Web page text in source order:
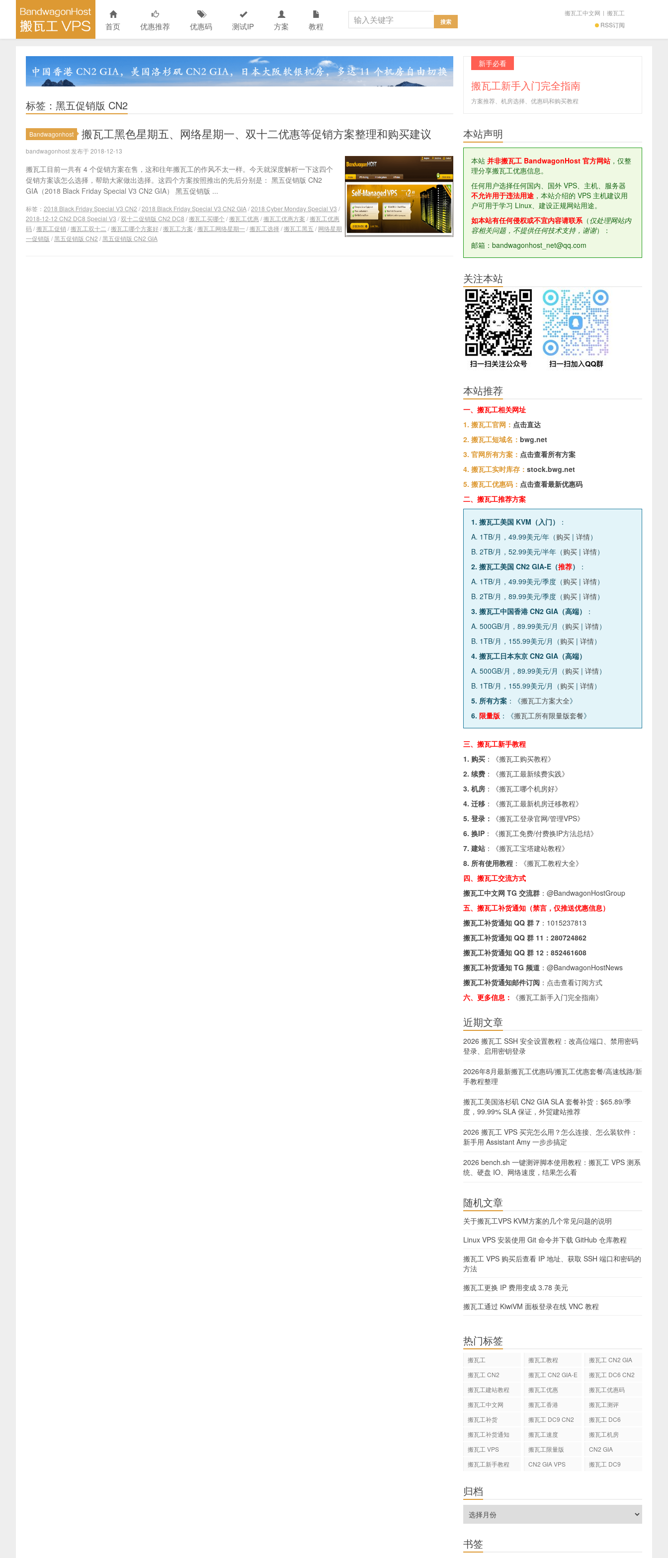
首页 优惠推荐 优惠码 测试IP 方案 教程 RSS订阅
搬瓦工中文网 | 搬瓦工
标签：黑五促销版 CN2
Bandwagonhost 搬瓦工黑色星期五、网络星期一、双十二优惠等促销方案整理和购买建议
bandwagonhost 发布于 2018-12-13
搬瓦工目前一共有 4 个促销方案在售，这和往年搬瓦工的作风不太一样。今天就深度解析一下这四个
促销方案该怎么选择，帮助大家做出选择。这四个方案按照推出的先后分别是： 黑五促销版 CN2
GIA（2018 Black Friday Special V3 CN2 GIA） 黑五促销版 ...
标签： 2018 Black Friday Special V3 CN2 /2018 Black Friday Special V3 CN2 GIA/2018 Cyber Monday Special V3 /
2018-12-12 CN2 DC8 Special V3 /双十二促销版 CN2 DC8 /搬瓦工买哪个 /搬瓦工优惠/搬瓦工优惠方案 /搬瓦工优惠
码/搬瓦工促销 /搬瓦工双十二 /搬瓦工哪个方案好/搬瓦工方案 /搬瓦工网络星期一/搬瓦工选择 /搬瓦工黑五 / 网络星期
一促销版 /黑五促销版 CN2 /黑五促销版 CN2 GIA
新手必看
搬瓦工新手入门完全指南
方案推荐、机房选择、优惠码和购买教程
本站声明
本站 并非搬瓦工 BandwagonHost 官方网站，仅整
理分享搬瓦工优惠信息。
任何用户选择任何国内、国外 VPS、主机、服务器
不允许用于违法用途 ，本站介绍的 VPS 主机建议用
户可用于学习 Linux、建设正规网站用途。
如本站有任何侵权或不宜内容请联系（仅处理网站内
容相关问题，不提供任何技术支持，谢谢）：
邮箱：bandwagonhost_net@qq.com
关注本站
本站推荐
一、搬瓦工相关网址
1. 搬瓦工官网： 点击直达
2. 搬瓦工短域名： bwg.net
3. 官网所有方案： 点击查看所有方案
4. 搬瓦工实时库存： stock.bwg.net
5. 搬瓦工优惠码： 点击查看最新优惠码
二、搬瓦工推荐方案
1. 搬瓦工美国 KVM（入门）
：
A. 1TB/月，49.99美元/年（购买 | 详情）
B. 2TB/月，52.99美元/半年（购买 | 详情）
2. 搬瓦工美国 CN2 GIA-E（推荐）
：
A. 1TB/月，49.99美元/季度（购买 | 详情）
B. 2TB/月，89.99美元/季度（购买 | 详情）
3. 搬瓦工中国香港 CN2 GIA（高端）
：
A. 500GB/月，89.99美元/月（购买 | 详情）
B. 1TB/月，155.99美元/月（购买 | 详情）
4. 搬瓦工日本东京 CN2 GIA（高端）
A. 500GB/月，89.99美元/月（购买 | 详情）
B. 1TB/月，155.99美元/月（购买 | 详情）
5. 所有方案 ：《搬瓦工方案大全》
6. 限量版 ：《搬瓦工所有限量版套餐》
三、搬瓦工新手教程
1. 购买 ：《搬瓦工购买教程》
2. 续费 ：《搬瓦工最新续费实践》
3. 机房 ：《搬瓦工哪个机房好》
4. 迁移 ：《搬瓦工最新机房迁移教程》
5. 登录：
《搬瓦工登录官网/管理VPS》
6. 换IP ：《搬瓦工免费/付费换IP方法总结》
7. 建站 ：《搬瓦工宝塔建站教程》
8. 所有使用教程 ：《搬瓦工教程大全》
四、搬瓦工交流方式
搬瓦工中文网 TG 交流群 ： @BandwagonHostGroup
五、搬瓦工补货通知（禁言，仅推送优惠信息）
搬瓦工补货通知 QQ 群 7 ： 1015237813
搬瓦工补货通知 QQ 群 11： 280724862
搬瓦工补货通知 QQ 群 12： 852461608
搬瓦工补货通知 TG 频道 ： @BandwagonHostNews
搬瓦工补货通知邮件订阅 ： 点击查看订阅方式
六、更多信息：
《搬瓦工新手入门完全指南》
近期文章
2026 搬瓦工 SSH 安全设置教程：改高位端口、禁用密码
登录、启用密钥登录
2026年8月最新搬瓦工优惠码/搬瓦工优惠套餐/高速线路/新
手教程整理
搬瓦工美国洛杉矶 CN2 GIA SLA 套餐补货：$65.89/季
度，99.99% SLA 保证，外贸建站推荐
2026 搬瓦工 VPS 买完怎么用？怎么连接、怎么装软件：
新手用 Assistant Amy 一步步搞定
2026 bench.sh 一键测评脚本使用教程：搬瓦工 VPS 测系
统、硬盘 IO、网络速度，结果怎么看
随机文章
关于搬瓦工VPS KVM方案的几个常见问题的说明
Linux VPS 安装使用 Git 命令并下载 GitHub 仓库教程
搬瓦工 VPS 购买后查看 IP 地址、获取 SSH 端口和密码的
方法
搬瓦工更换 IP 费用变成 3.78 美元
搬瓦工通过 KiwiVM 面板登录在线 VNC 教程
热门标签
搬瓦工 搬瓦工教程
搬瓦工 CN2 GIA
搬瓦工 CN2
搬瓦工 CN2 GIA-E
搬瓦工 DC6 CN2
搬瓦工建站教程 搬瓦工优惠
搬瓦工优惠码
搬瓦工中文网
搬瓦工香港
搬瓦工测评
搬瓦工补货
搬瓦工 DC9 CN2
搬瓦工 DC6
搬瓦工补货通知
搬瓦工速度
搬瓦工机房
搬瓦工 VPS
搬瓦工限量版
CN2 GIA
搬瓦工新手教程
CN2 GIA VPS 搬瓦工 DC9
归档
书签